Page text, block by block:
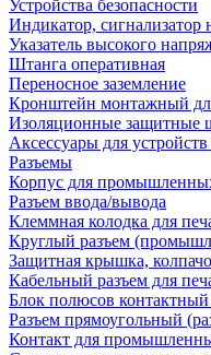
Устройства безопасности
Индикатор, сигнализатор
Указатель высокого
Штанга оперативная
Переносное заземление
Кронштейн монтажный
Изоляционные защитные
Аксессуары для устройств
Разъемы
Корпус для
Разъем ввода/вывода
Клеммная колодка для
Круглый разъем
Защитная крышка,
Кабельный разъем для
Блок полюсов
Разъем прямоугольный
Контакт для